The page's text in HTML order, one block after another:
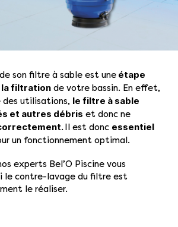
son filtre à sable est une étape
la filtration de votre bassin. En effet,
des utilisations, le filtre à sable
et autres débris et donc ne
Il est donc essentiel
un fonctionnement optimal.
experts Bel’O Piscine vous
le contre-lavage du filtre est
le réaliser.